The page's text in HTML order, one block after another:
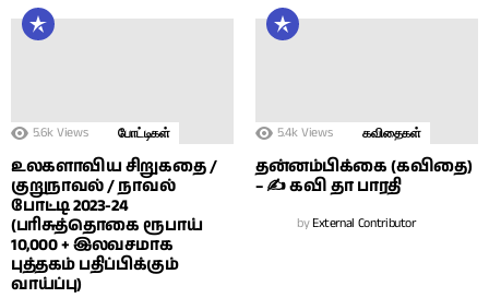
5.6k Views போட்டிகள்
உலகளாவிய சிறுகதை /
குறுநாவல் / நாவல்
போட்டி 2023-24
(பரிசுத்தொகை ரூபாய்
10,000 + இலவசமாக
புத்தகம் பதிப்பிக்கும்
வாய்ப்பு)
5.4k Views கவிதைகள்
தன்னம்பிக்கை (கவிதை)
– ✍ கவி தா பாரதி
byExternal Contributor